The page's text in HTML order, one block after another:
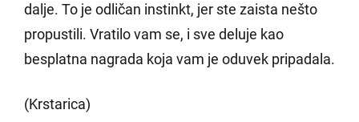
dalje. To je odličan instinkt, jer ste zaista nešto
propustili. Vratilo vam se, i sve deluje kao
besplatna nagrada koja vam je oduvek pripadala.
(Krstarica)